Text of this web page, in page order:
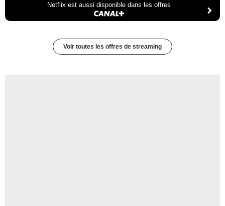
Netflix est aussi disponible dans les offres
Voir toutes les offres de streaming